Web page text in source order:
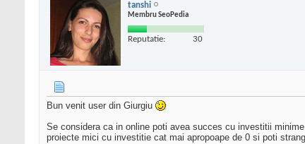
tanshi
Membru SeoPedia
Reputatie: 30
Bun venit user din Giurgiu
Se considera ca in online poti avea succes cu investitii
proiecte mici cu investitie cat mai apropoape de 0 si poti